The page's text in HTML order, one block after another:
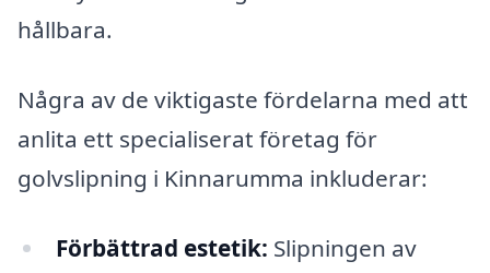
hållbara.
Några av de viktigaste fördelarna med att
anlita ett specialiserat företag för
golvslipning i Kinnarumma inkluderar:
Förbättrad estetik: Slipningen av